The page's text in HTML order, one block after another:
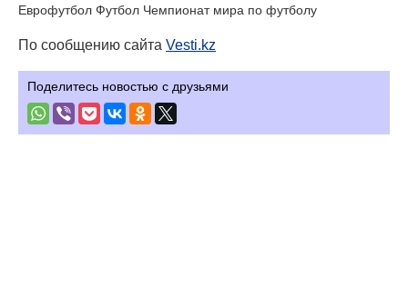
Еврофутбол Футбол Чемпионат мира по футболу
По сообщению сайта Vesti.kz
Поделитесь новостью с друзьями